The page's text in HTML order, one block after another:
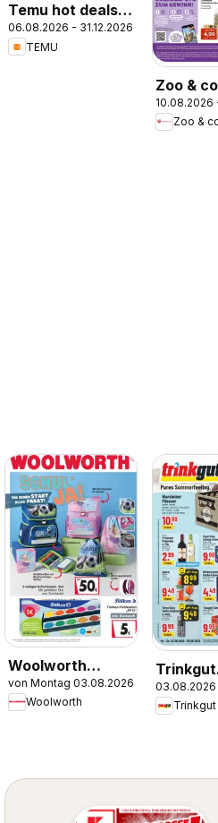
Temu hot deals –
Germany
06.08.2026 - 31.12.2026
TEMU
Zoo & co
10.08.2026
Zoo &
Woolworth
Prospekt zum
Schulstart
von Montag 03.08.2026
Woolworth
Trinkgut
03.08.2026
Trinkgut